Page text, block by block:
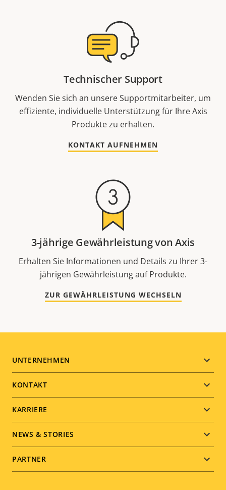
Technischer Support
Wenden Sie sich an unsere Supportmitarbeiter, um
effiziente, individuelle Unterstützung für Ihre Axis
Produkte zu erhalten.
KONTAKT AUFNEHMEN
3-jährige Gewährleistung von Axis
Erhalten Sie Informationen und Details zu Ihrer 3-
jährigen Gewährleistung auf Produkte.
ZUR GEWÄHRLEISTUNG WECHSELN
Footer
menu
UNTERNEHMEN
KONTAKT
KARRIERE
NEWS & STORIES
PARTNER